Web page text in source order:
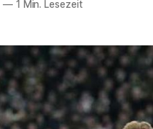
—1 Min. Lesezeit